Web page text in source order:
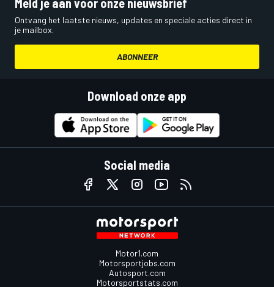
Meld je aan voor onze nieuwsbrief
Ontvang het laatste nieuws, updates en speciale acties direct in
je mailbox.
ABONNEER
Download onze app
Social media
Motor1.com
Motorsportjobs.com
Autosport.com
Motorsportstats.com